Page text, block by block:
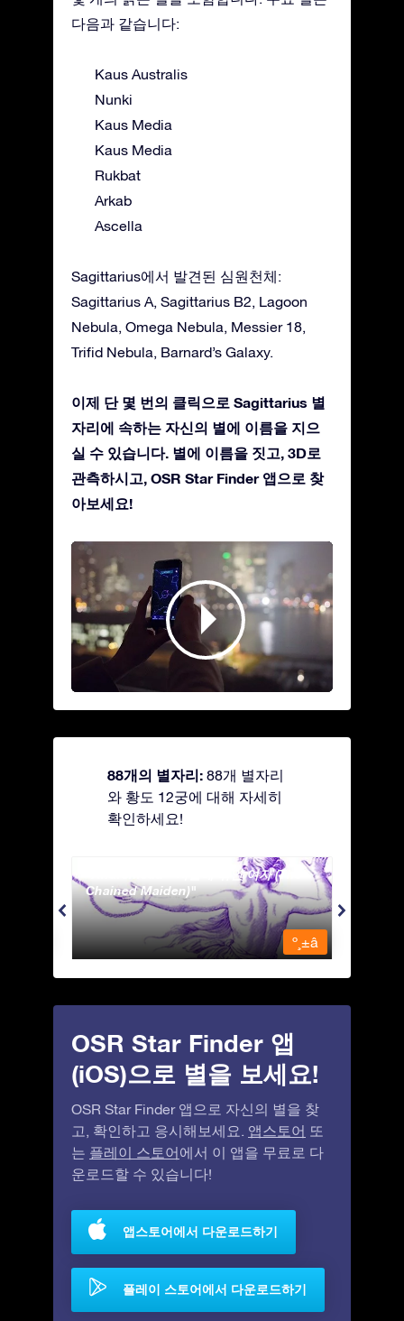
다음과 같습니다:
Kaus Australis
Nunki
Kaus Media
Kaus Media
Rukbat
Arkab
Ascella
Sagittarius에서 발견된 심원천체:
Sagittarius A, Sagittarius B2, Lagoon
Nebula, Omega Nebula, Messier 18,
Trifid Nebula, Barnard’s Galaxy.
이제 단 몇 번의 클릭으로 Sagittarius 별
자리에 속하는 자신의 별에 이름을 지으
실 수 있습니다. 별에 이름을 짓고, 3D로
관측하시고, OSR Star Finder 앱으로 찾
아보세요!
88개의 별자리: 88개 별자리
와 황도 12궁에 대해 자세히
확인하세요!
Andromeda - 사슬에 묶인 여자 (The
Chained Maiden)
º¸±â
OSR Star Finder 앱
(iOS)으로 별을 보세요!
OSR Star Finder 앱으로 자신의 별을 찾
고, 확인하고 응시해보세요. 앱스토어 또
는 플레이 스토어에서 이 앱을 무료로 다
운로드할 수 있습니다!
앱스토어에서 다운로드하기
플레이 스토어에서 다운로드하기